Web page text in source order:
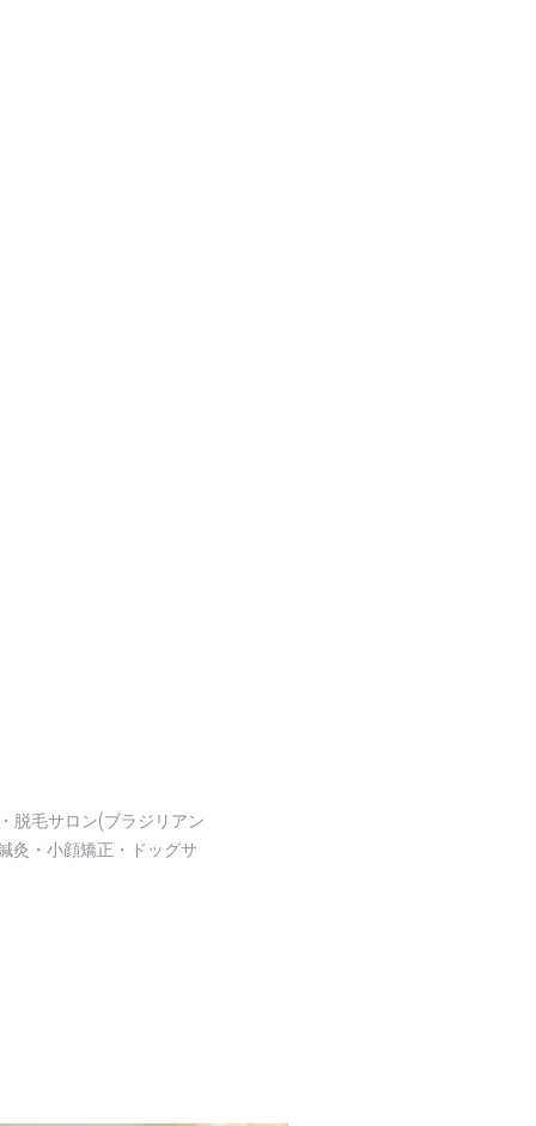
脱毛サロン(ブラジリアン
灸・小顔矯正・ドッグサ